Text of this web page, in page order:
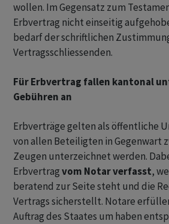
wollen. Im Gegensatz zum
Erbvertrag nicht einseitig
bedarf der schriftlichen
Vertragsschliessenden.
Für Erbvertrag fallen kantonal
Gebühren an
Erbverträge gelten als öffentliche
von allen Beteiligten in Gegenwart
Zeugen unterzeichnet werden.
Erbvertragvom Notar verfasst,
beratend zur Seite steht und die
Vertrags sicherstellt. Notare
Auftrag des Staates um haben